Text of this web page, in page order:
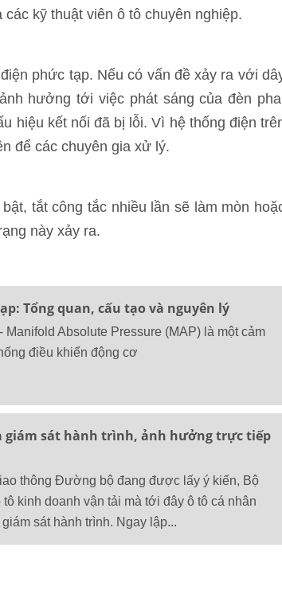
kỹ thuật viên ô tô chuyên nghiệp.
phức tạp. Nếu có vấn đề xảy ra với
hưởng tới việc phát sáng của đèn
hiệu kết nối đã bị lỗi. Vì hệ thống điện
để các chuyên gia xử lý.
tắt công tắc nhiều lần sẽ làm mòn
này xảy ra.
Tổng quan, cấu tạo và nguyên lý
Absolute Pressure (MAP) là một cảm
điều khiển động cơ
giám sát hành trình, ảnh hưởng trực tiếp
thông Đường bộ đang được lấy ý kiến, Bộ
kinh doanh vận tải mà tới đây ô tô cá nhân
sát hành trình. Ngay lập...